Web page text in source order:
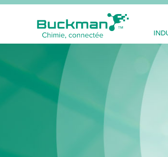
EthicsPoint
Nous joindre
Rechercher